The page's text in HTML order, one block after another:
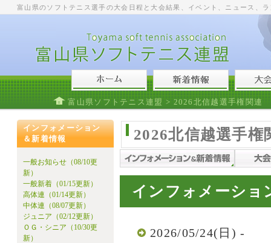
富山県のソフトテニス選手の大会日程と大会結果、イベント、ニュース、
富山県ソフトテニス連盟 > 2026北信越選手権関連
インフォメーション
＆新着情報
一般お知らせ（08/10更
新）
一般新着（01/15更新）
高体連（01/14更新）
中体連（08/07更新）
ジュニア（02/12更新）
ＯＧ・シニア（10/30更
新）
2026北信越選手権
インフォメーショ
2026/05/24(日) -